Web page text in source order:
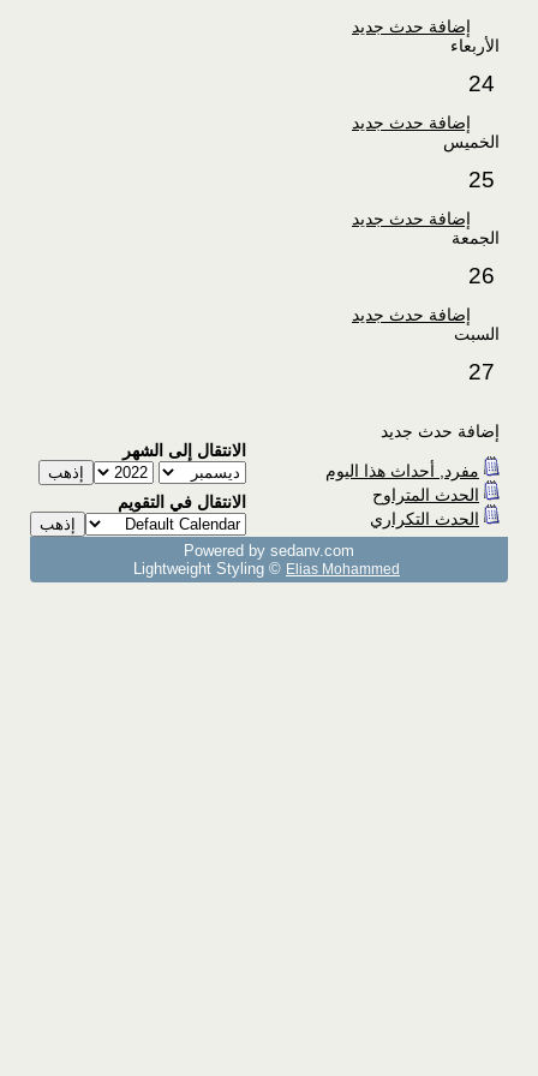
إضافة حدث جديد
الأربعاء
24
إضافة حدث جديد
الخميس
25
إضافة حدث جديد
الجمعة
26
إضافة حدث جديد
السبت
27
إضافة حدث جديد
مفرد, أحداث هذا اليوم
الحدث المتراوح
الحدث التكراري
الانتقال إلى الشهر
الانتقال في التقويم
Powered by sedany.com
Lightweight Styling © Elias Mohammed